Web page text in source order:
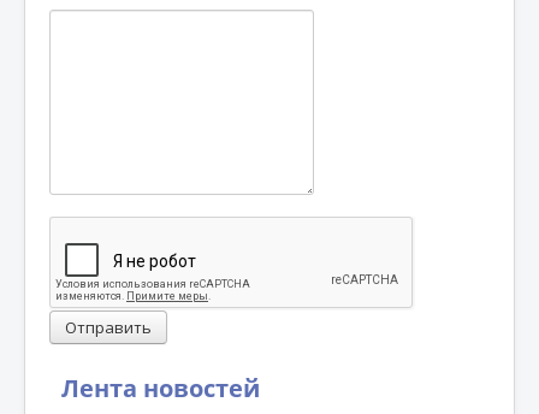
Лента новостей
Отправить